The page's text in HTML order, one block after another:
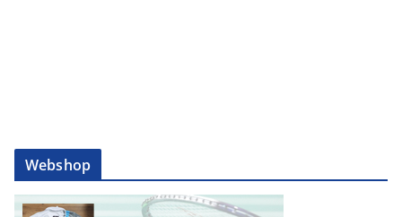
Webshop